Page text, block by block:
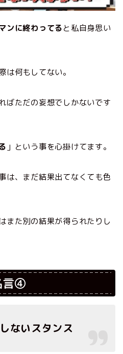
ンに終わってると私自身思い
は何もしてない。
ばただの妄想でしかないです
」という事を心掛けてます。
は、まだ結果出てなくても色
また別の結果が得られたりし
言④
ないスタンス